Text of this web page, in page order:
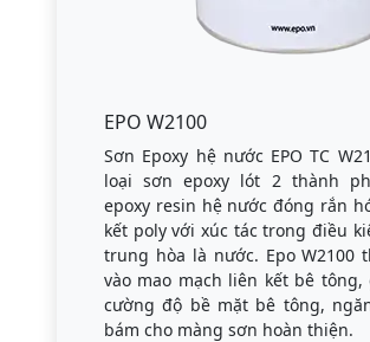
EPO W2100
Sơn Epoxy hệ nước EPO TC
loại sơn epoxy lót 2 thành
epoxy resin hệ nước đóng rắn
kết poly với xúc tác trong điều
trung hòa là nước. Epo W2100
vào mao mạch liên kết bê
cường độ bề mặt bê tông,
bám cho màng sơn hoàn thiện.